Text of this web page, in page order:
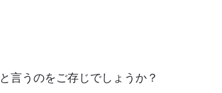
と言うのをご存じでしょうか？